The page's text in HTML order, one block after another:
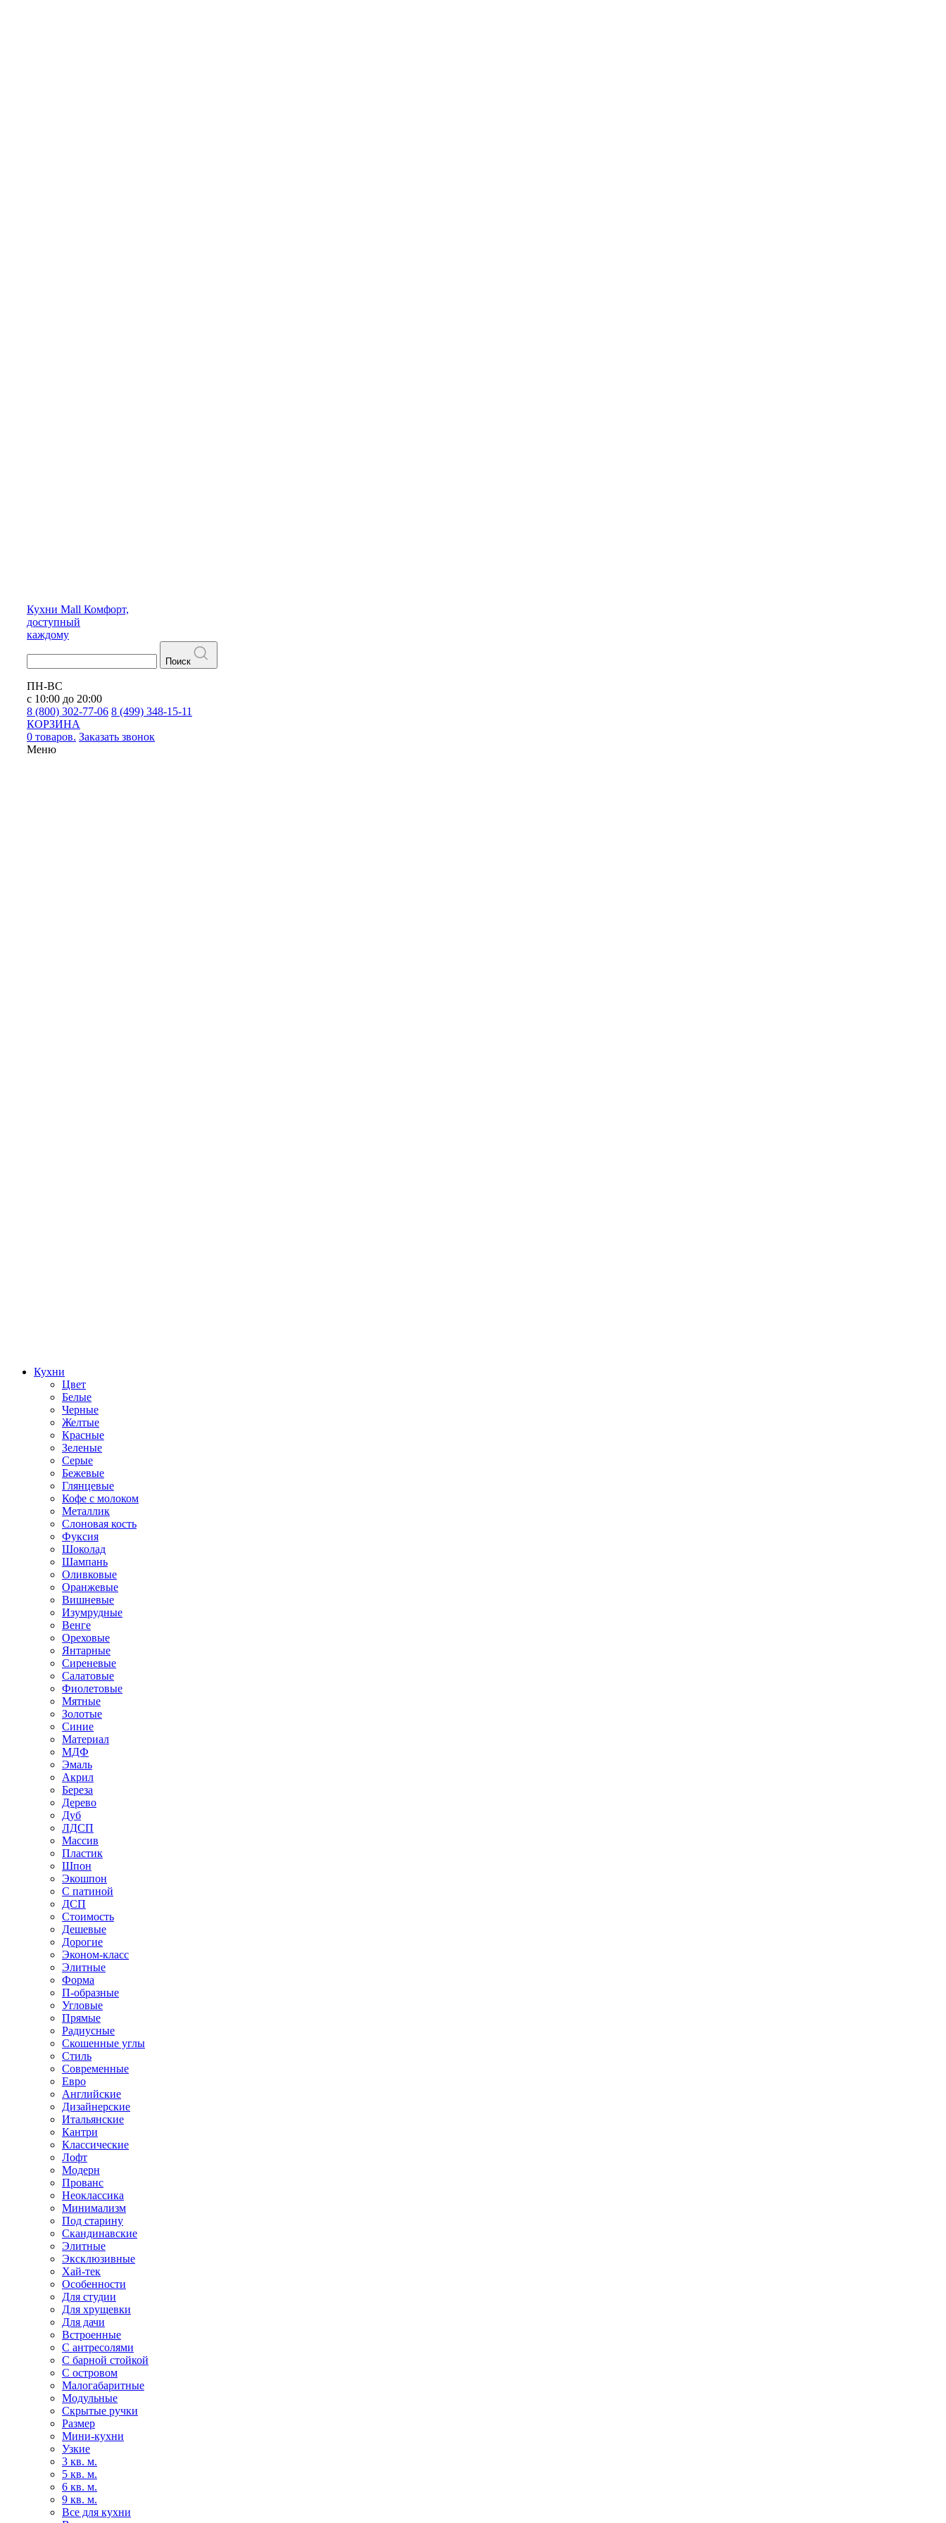
Кухни Mall Комфорт,
доступный
каждому
Поиск
ПН-ВС
с 10:00 до 20:00
8 (800) 302-77-06 8 (499) 348-15-11
КОРЗИНА
0 товаров. Заказать звонок
Меню
Кухни
Цвет
Белые
Черные
Желтые
Красные
Зеленые
Серые
Бежевые
Глянцевые
Кофе с молоком
Металлик
Слоновая кость
Фуксия
Шоколад
Шампань
Оливковые
Оранжевые
Вишневые
Изумрудные
Венге
Ореховые
Янтарные
Сиреневые
Салатовые
Фиолетовые
Мятные
Золотые
Синие
Материал
МДФ
Эмаль
Акрил
Береза
Дерево
Дуб
ЛДСП
Массив
Пластик
Шпон
Экошпон
С патиной
ДСП
Стоимость
Дешевые
Дорогие
Эконом-класс
Элитные
Форма
П-образные
Угловые
Прямые
Радиусные
Скошенные углы
Стиль
Современные
Евро
Английские
Дизайнерские
Итальянские
Кантри
Классические
Лофт
Модерн
Прованс
Неоклассика
Минимализм
Под старину
Скандинавские
Элитные
Эксклюзивные
Хай-тек
Особенности
Для студии
Для хрущевки
Для дачи
Встроенные
С антресолями
С барной стойкой
С островом
Малогабаритные
Модульные
Скрытые ручки
Размер
Мини-кухни
Узкие
3 кв. м.
5 кв. м.
6 кв. м.
9 кв. м.
Все для кухни